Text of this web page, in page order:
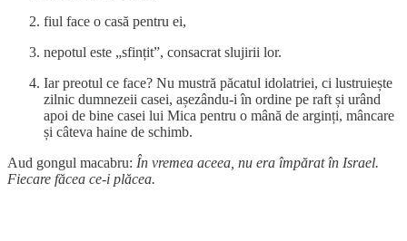
fiul face o casă pentru ei,
nepotul este „sfințit”, consacrat slujirii lor.
Iar preotul ce face? Nu mustră păcatul idolatriei, ci lustruiește
zilnic dumnezeii casei, așezându-i în ordine pe raft și urând
apoi de bine casei lui Mica pentru o mână de arginți, mâncare
și câteva haine de schimb.
Aud gongul macabru: În vremea aceea, nu era împărat în Israel.
Fiecare făcea ce-i plăcea.